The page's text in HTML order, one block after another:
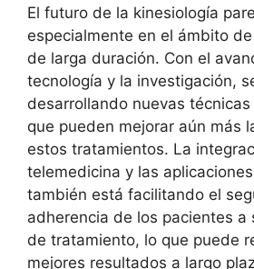
El futuro de la kinesiología
especialmente en el ámbito
de larga duración. Con el
tecnología y la investigación,
desarrollando nuevas
que pueden mejorar aún más
estos tratamientos. La
telemedicina y las
también está facilitando el
adherencia de los pacientes a
de tratamiento, lo que puede
mejores resultados a largo